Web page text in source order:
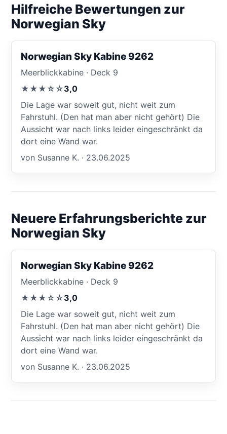
Hilfreiche Bewertungen zur
Norwegian Sky
Norwegian Sky Kabine 9262
Meerblickkabine · Deck 9
★★★☆☆3,0
Die Lage war soweit gut, nicht weit zum
Fahrstuhl. (Den hat man aber nicht gehört) Die
Aussicht war nach links leider eingeschränkt da
dort eine Wand war.
von Susanne K. · 23.06.2025
Neuere Erfahrungsberichte zur
Norwegian Sky
Norwegian Sky Kabine 9262
Meerblickkabine · Deck 9
★★★☆☆3,0
Die Lage war soweit gut, nicht weit zum
Fahrstuhl. (Den hat man aber nicht gehört) Die
Aussicht war nach links leider eingeschränkt da
dort eine Wand war.
von Susanne K. · 23.06.2025